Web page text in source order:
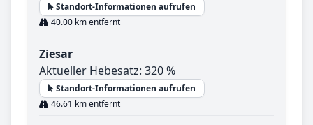
Standort-Informationen aufrufen
40.00 km entfernt
Ziesar
Aktueller Hebesatz: 320 %
Standort-Informationen aufrufen
46.61 km entfernt